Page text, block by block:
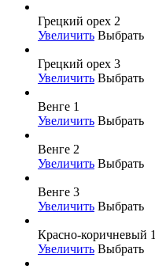
Грецкий орех 2
Увеличить Выбрать
Грецкий орех 3
Увеличить Выбрать
Венге 1
Увеличить Выбрать
Венге 2
Увеличить Выбрать
Венге 3
Увеличить Выбрать
Красно-коричневый 1
Увеличить Выбрать